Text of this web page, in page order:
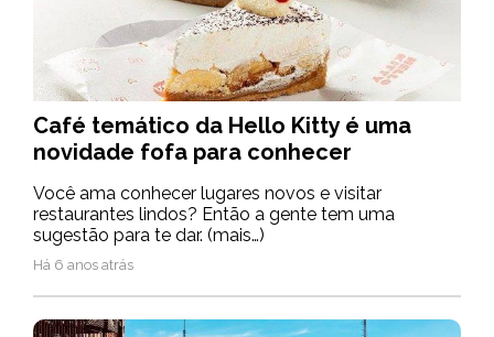
Café temático da Hello Kitty é uma
novidade fofa para conhecer
Você ama conhecer lugares novos e visitar
restaurantes lindos? Então a gente tem uma
sugestão para te dar. (mais…)
Há 6 anos atrás